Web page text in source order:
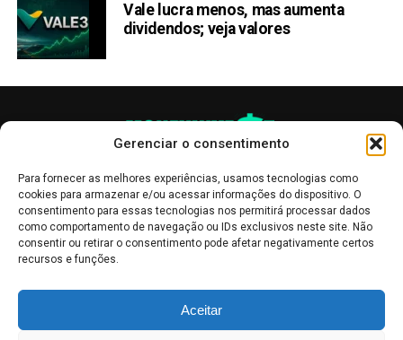
Gerenciar o consentimento
Para fornecer as melhores experiências, usamos tecnologias como
cookies para armazenar e/ou acessar informações do dispositivo. O
consentimento para essas tecnologias nos permitirá processar dados
como comportamento de navegação ou IDs exclusivos neste site. Não
consentir ou retirar o consentimento pode afetar negativamente certos
recursos e funções.
Aceitar
Vale lucra menos, mas aumenta
dividendos; veja valores
informativo, servindo como boletins de divulgação, e não devem ser
interpretadas como recomendações de investimento.Leia mais